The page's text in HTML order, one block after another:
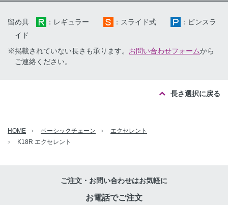
留め具 ：レギュラー ：スライド式
：ピンスラ
イド
※掲載されていない長さも承ります。 お問い合わせフォームから
ご連絡ください。
長さ選択に戻る
HOME ベーシックチェーン
エクセレント
K18R エクセレント
ご注文・お問い合わせはお気軽に
お電話でご注文